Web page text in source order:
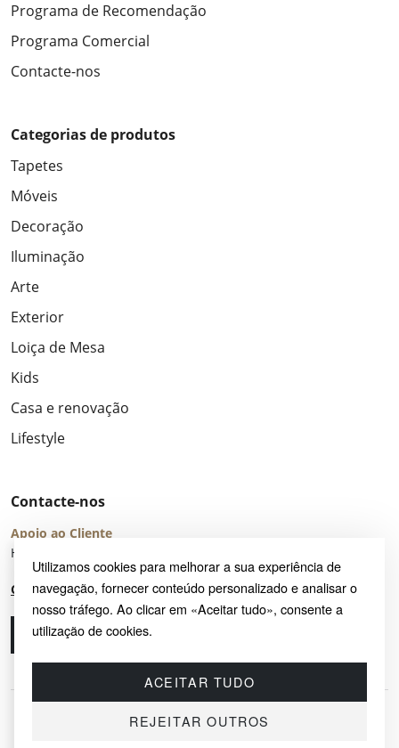
Utilizamos cookies para melhorar a sua experiência de
navegação, fornecer conteúdo personalizado e analisar o
nosso tráfego. Ao clicar em «Aceitar tudo», consente a
utilização de cookies.
ACEITAR TUDO
REJEITAR OUTROS
Programa de Recomendação
Programa Comercial
Contacte-nos
Categorias de produtos
Tapetes
Móveis
Decoração
Iluminação
Arte
Exterior
Loiça de Mesa
Kids
Casa e renovação
Lifestyle
Contacte-nos
Apoio ao Cliente
Horário de Atendimento: seg – sex 8:00 – 16:00 (UTC+2)
Centro de Ajuda
Ligue-nos